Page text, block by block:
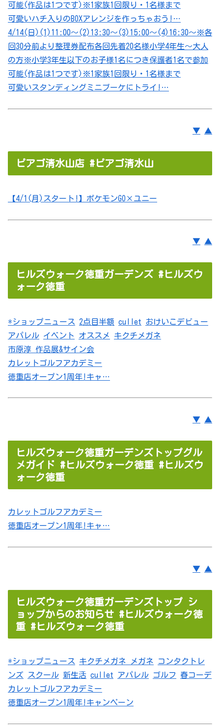
可能(作品は1つです)※1家族1回限り・1名様まで
可愛いハチ入りのBOXアレンジを作っちゃおう!…
4/14(日)(1)11:00～(2)13:30～(3)15:00～(4)16:30～※各
回30分前より整理券配布各回先着20名様小学4年生～大人
の方※小学3年生以下のお子様1名につき保護者1名で参加
可能(作品は1つです)※1家族1回限り・1名様まで
可愛いスタンディングミニブーケにトライ!…
▼ ▲
ピアゴ清水山店 #ピアゴ清水山
【4/1(月)スタート!】ポケモンGO×ユニー
▼ ▲
ヒルズウォーク徳重ガーデンズ #ヒルズウ
ォーク徳重
*ショップニュース 2点目半額 cullet
おけいこデビュー
アパレル イベント オススメ
キクチメガネ
市原淳 作品展&サイン会
カレットゴルフアカデミー
徳重店オープン1周年!キャ…
▼ ▲
ヒルズウォーク徳重ガーデンズトップグル
メガイド #ヒルズウォーク徳重 #ヒルズウ
ォーク徳重
カレットゴルフアカデミー
徳重店オープン1周年!キャ…
▼ ▲
ヒルズウォーク徳重ガーデンズトップ シ
ョップからのお知らせ #ヒルズウォーク徳
重 #ヒルズウォーク徳重
*ショップニュース キクチメガネ メガネ
コンタクトレ
ンズ
スクール 新生活 cullet アパレル ゴルフ
春コーデ
カレットゴルフアカデミー
徳重店オープン1周年!キャンペーン